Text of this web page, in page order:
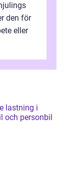
den för
eller
och personbil